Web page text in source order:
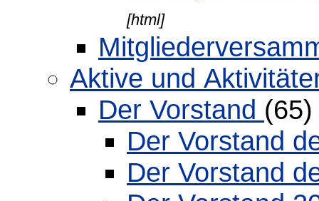
[html]
Aktive und
Der Vorstand
Der Vorstand
Der Vorstand